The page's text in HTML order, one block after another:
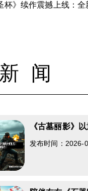
杯》续作震撼上线：
闻
《古墓丽影》
发布时间：2026-